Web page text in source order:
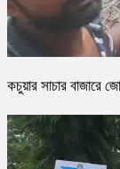
কচুয়ার সাচার বাজারে